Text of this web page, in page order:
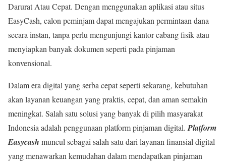
Darurat Atau Cepat. Dengan menggunakan aplikasi atau situs
EasyCash, calon peminjam dapat mengajukan permintaan dana
secara instan, tanpa perlu mengunjungi kantor cabang fisik atau
menyiapkan banyak dokumen seperti pada pinjaman
konvensional.
Dalam era digital yang serba cepat seperti sekarang, kebutuhan
akan layanan keuangan yang praktis, cepat, dan aman semakin
meningkat. Salah satu solusi yang banyak di pilih masyarakat
Indonesia adalah penggunaan platform pinjaman digital. Platform
Easycash muncul sebagai salah satu dari layanan finansial digital
yang menawarkan kemudahan dalam mendapatkan pinjaman